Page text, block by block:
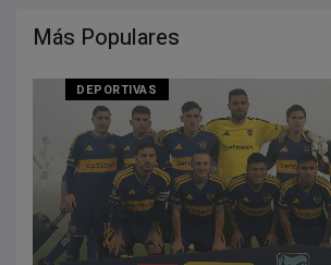
Más Populares
DEPORTIVAS